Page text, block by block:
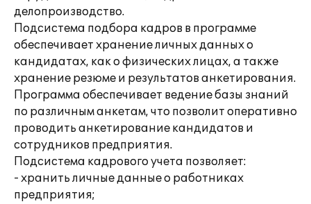
делопроизводство.
Подсистема подбора кадров в программе
обеспечивает хранение личных данных о
кандидатах, как о физических лицах, а также
хранение резюме и результатов анкетирования.
Программа обеспечивает ведение базы знаний
по различным анкетам, что позволит оперативно
проводить анкетирование кандидатов и
сотрудников предприятия.
Подсистема кадрового учета позволяет:
- хранить личные данные о работниках
предприятия;